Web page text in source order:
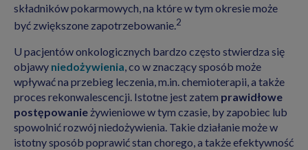
składników pokarmowych, na które w tym okresie może
być zwiększone zapotrzebowanie.2
U pacjentów onkologicznych bardzo często stwierdza się
objawy niedożywienia, co w znaczący sposób może
wpływać na przebieg leczenia, m.in. chemioterapii, a także
proces rekonwalescencji. Istotne jest zatem prawidłowe
postępowanie żywieniowe w tym czasie, by zapobiec lub
spowolnić rozwój niedożywienia. Takie działanie może w
istotny sposób poprawić stan chorego, a także efektywność